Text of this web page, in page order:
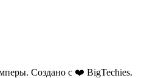
Создано с ❤️ BigTechies.